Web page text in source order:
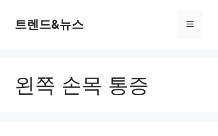
트렌드&뉴스 메
왼쪽 손목 통증